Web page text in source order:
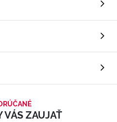
VÁS ZAUJAŤ